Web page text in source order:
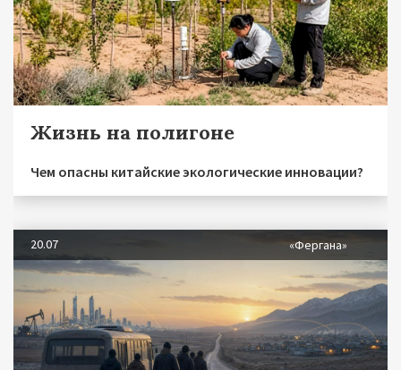
Жизнь на полигоне
Чем опасны китайские экологические инновации?
20.07 «Фергана»